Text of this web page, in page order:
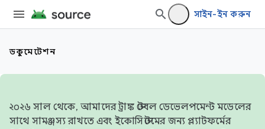
সাইন-ইন করুন
ডকুমেন্টেশন
২০২৬ সাল থেকে, আমাদের ট্রাঙ্ক স্টেবল ডেভেলপমেন্ট মডেলের
সাথে সামঞ্জস্য রাখতে এবং ইকোসিস্টেমের জন্য প্ল্যাটফর্মের